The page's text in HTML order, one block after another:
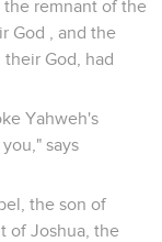
remnant of the
God , and the
God, had
Yahweh's
says
the son of
of Joshua, the